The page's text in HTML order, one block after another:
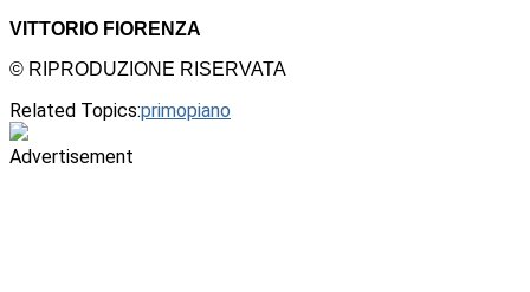
VITTORIO FIORENZA
© RIPRODUZIONE RISERVATA
Related Topics:primopiano
Advertisement